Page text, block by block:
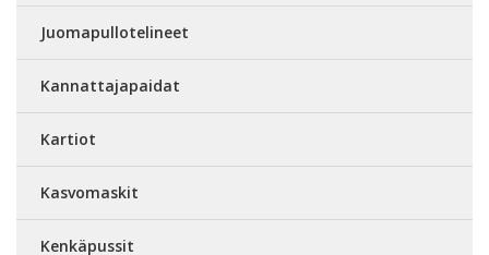
Juomapullotelineet
Kannattajapaidat
Kartiot
Kasvomaskit
Kenkäpussit